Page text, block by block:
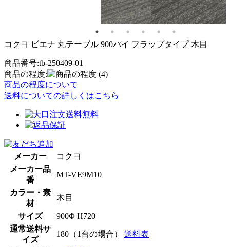
コクヨ ビエナ 丸テーブル 900パイ フラップタイプ 木目
商品番号:tb-250409-01
商品の程度:
(4)
商品の程度について
送料についての詳しくはこちら
メーカー
コクヨ
メーカー品
番
MT-VE9M10
カラー・素
材
木目
サイズ
900Φ H720
通常送料サ
イズ
180（1台の場合） 送料表